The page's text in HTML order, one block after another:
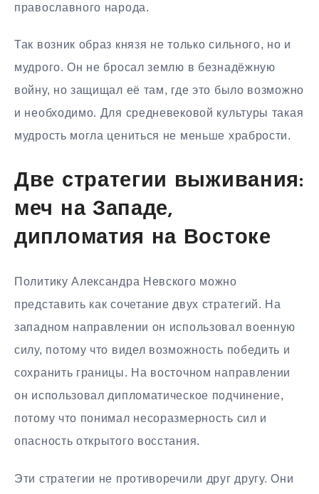
православного народа.
Так возник образ князя не только сильного, но и
мудрого. Он не бросал землю в безнадёжную
войну, но защищал её там, где это было возможно
и необходимо. Для средневековой культуры такая
мудрость могла цениться не меньше храбрости.
Две стратегии выживания:
меч на Западе,
дипломатия на Востоке
Политику Александра Невского можно
представить как сочетание двух стратегий. На
западном направлении он использовал военную
силу, потому что видел возможность победить и
сохранить границы. На восточном направлении
он использовал дипломатическое подчинение,
потому что понимал несоразмерность сил и
опасность открытого восстания.
Эти стратегии не противоречили друг другу. Они